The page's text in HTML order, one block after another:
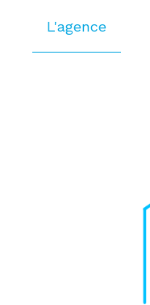
L'agence